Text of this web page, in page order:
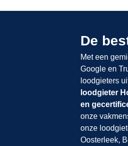
De
Met een
Google en
loodgieters
loodgieter
en
onze
onze
Oosterleek,